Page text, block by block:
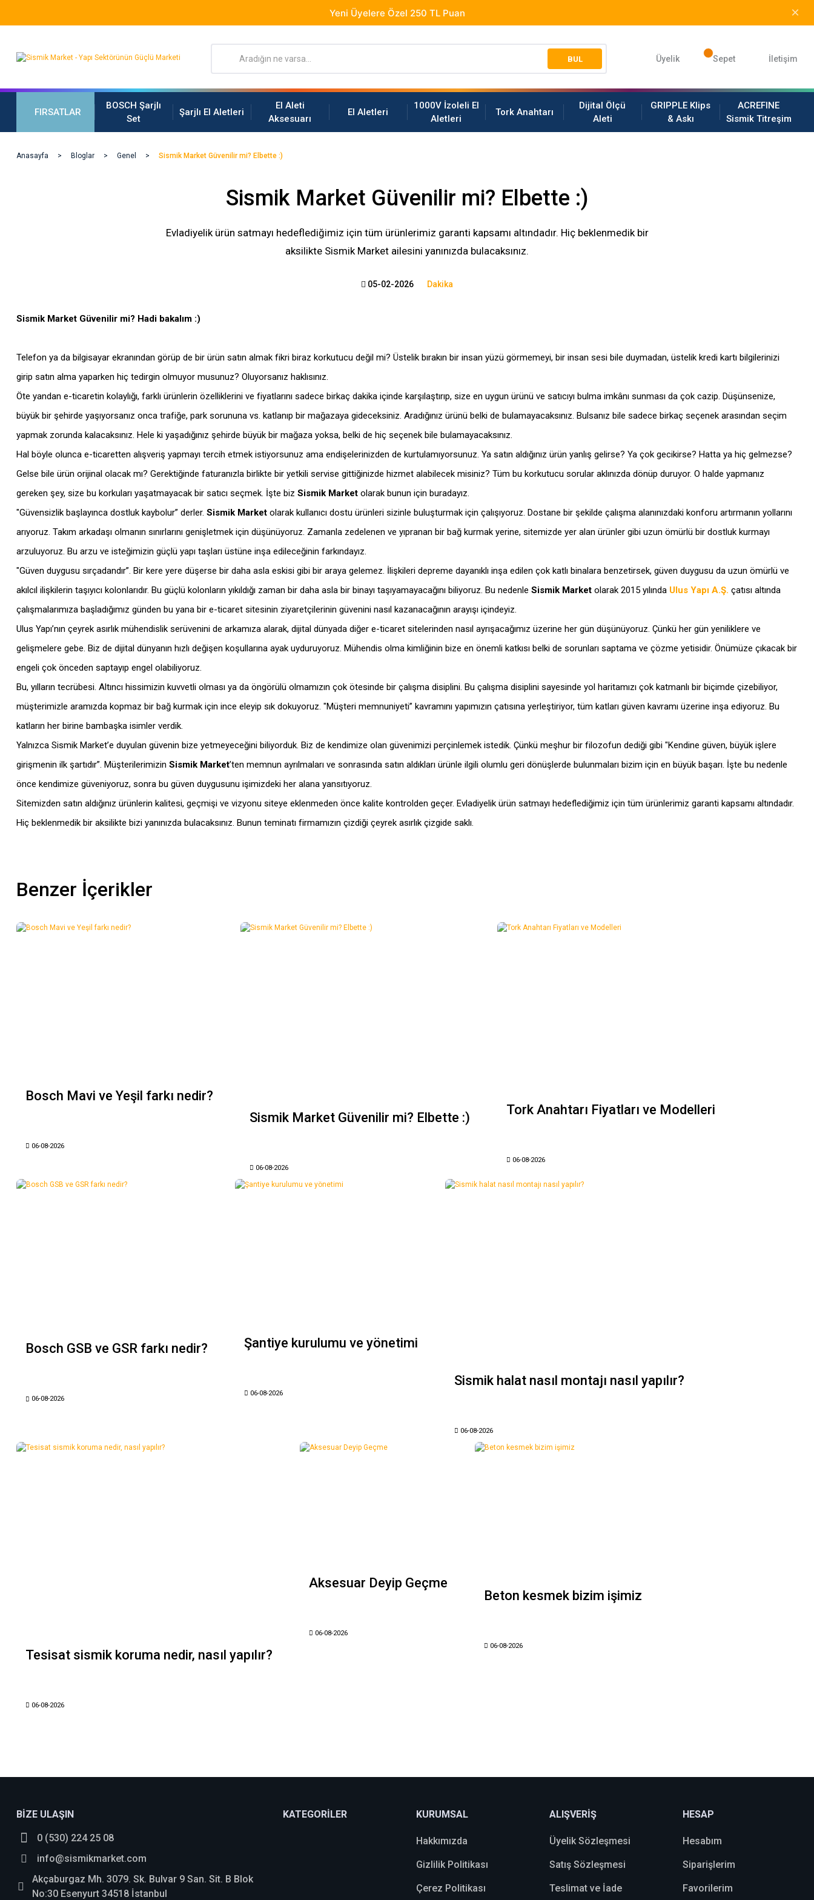
BUL Üyelik Sepet İletişim
FIRSATLAR
BOSCH Şarjlı
Set
Şarjlı El Aletleri
El Aleti
Aksesuarı
El Aletleri
1000V İzoleli El
Aletleri
Tork Anahtarı
Dijital Ölçü
Aleti
GRIPPLE Klips
& Askı
ACREFINE
Sismik Titreşim
Anasayfa Bloglar Genel Sismik Market Güvenilir mi? Elbette :)
Sismik Market Güvenilir mi? Elbette :)
Evladiyelik ürün satmayı hedeflediğimiz için tüm ürünlerimiz garanti kapsamı altındadır. Hiç beklenmedik bir
aksilikte Sismik Market ailesini yanınızda bulacaksınız.
05-02-2026 Dakika
Sismik Market Güvenilir mi? Hadi bakalım :)
Telefon ya da bilgisayar ekranından görüp de bir ürün satın almak fikri biraz korkutucu değil mi? Üstelik bırakın bir insan yüzü görmemeyi, bir insan sesi bile duymadan, üstelik kredi kartı bilgilerinizi
girip satın alma yaparken hiç tedirgin olmuyor musunuz? Oluyorsanız haklısınız.
Öte yandan e-ticaretin kolaylığı, farklı ürünlerin özelliklerini ve fiyatlarını sadece birkaç dakika içinde karşılaştırıp, size en uygun ürünü ve satıcıyı bulma imkânı sunması da çok cazip. Düşünsenize,
büyük bir şehirde yaşıyorsanız onca trafiğe, park sorununa vs. katlanıp bir mağazaya gideceksiniz. Aradığınız ürünü belki de bulamayacaksınız. Bulsanız bile sadece birkaç seçenek arasından seçim
yapmak zorunda kalacaksınız. Hele ki yaşadığınız şehirde büyük bir mağaza yoksa, belki de hiç seçenek bile bulamayacaksınız.
Hal böyle olunca e-ticaretten alışveriş yapmayı tercih etmek istiyorsunuz ama endişelerinizden de kurtulamıyorsunuz. Ya satın aldığınız ürün yanlış gelirse? Ya çok gecikirse? Hatta ya hiç gelmezse?
Gelse bile ürün orijinal olacak mı? Gerektiğinde faturanızla birlikte bir yetkili servise gittiğinizde hizmet alabilecek misiniz? Tüm bu korkutucu sorular aklınızda dönüp duruyor. O halde yapmanız
gereken şey, size bu korkuları yaşatmayacak bir satıcı seçmek. İşte biz Sismik Market olarak bunun için buradayız.
"Güvensizlik başlayınca dostluk kaybolur” derler. Sismik Market olarak kullanıcı dostu ürünleri sizinle buluşturmak için çalışıyoruz. Dostane bir şekilde çalışma alanınızdaki konforu artırmanın yollarını
arıyoruz. Takım arkadaşı olmanın sınırlarını genişletmek için düşünüyoruz. Zamanla zedelenen ve yıpranan bir bağ kurmak yerine, sitemizde yer alan ürünler gibi uzun ömürlü bir dostluk kurmayı
arzuluyoruz. Bu arzu ve isteğimizin güçlü yapı taşları üstüne inşa edileceğinin farkındayız.
"Güven duygusu sırçadandır”. Bir kere yere düşerse bir daha asla eskisi gibi bir araya gelemez. İlişkileri depreme dayanıklı inşa edilen çok katlı binalara benzetirsek, güven duygusu da uzun ömürlü ve
akılcıl ilişkilerin taşıyıcı kolonlarıdır. Bu güçlü kolonların yıkıldığı zaman bir daha asla bir binayı taşıyamayacağını biliyoruz. Bu nedenle Sismik Market olarak 2015 yılında Ulus Yapı A.Ş. çatısı altında
çalışmalarımıza başladığımız günden bu yana bir e-ticaret sitesinin ziyaretçilerinin güvenini nasıl kazanacağının arayışı içindeyiz.
Ulus Yapı’nın çeyrek asırlık mühendislik serüvenini de arkamıza alarak, dijital dünyada diğer e-ticaret sitelerinden nasıl ayrışacağımız üzerine her gün düşünüyoruz. Çünkü her gün yeniliklere ve
gelişmelere gebe. Biz de dijital dünyanın hızlı değişen koşullarına ayak uyduruyoruz. Mühendis olma kimliğinin bize en önemli katkısı belki de sorunları saptama ve çözme yetisidir. Önümüze çıkacak bir
engeli çok önceden saptayıp engel olabiliyoruz.
Bu, yılların tecrübesi. Altıncı hissimizin kuvvetli olması ya da öngörülü olmamızın çok ötesinde bir çalışma disiplini. Bu çalışma disiplini sayesinde yol haritamızı çok katmanlı bir biçimde çizebiliyor,
müşterimizle aramızda kopmaz bir bağ kurmak için ince eleyip sık dokuyoruz. "Müşteri memnuniyeti” kavramını yapımızın çatısına yerleştiriyor, tüm katları güven kavramı üzerine inşa ediyoruz. Bu
katların her birine bambaşka isimler verdik.
Yalnızca Sismik Market’e duyulan güvenin bize yetmeyeceğini biliyorduk. Biz de kendimize olan güvenimizi perçinlemek istedik. Çünkü meşhur bir filozofun dediği gibi "Kendine güven, büyük işlere
girişmenin ilk şartıdır”. Müşterilerimizin Sismik Market’ten memnun ayrılmaları ve sonrasında satın aldıkları ürünle ilgili olumlu geri dönüşlerde bulunmaları bizim için en büyük başarı. İşte bu nedenle
önce kendimize güveniyoruz, sonra bu güven duygusunu işimizdeki her alana yansıtıyoruz.
Sitemizden satın aldığınız ürünlerin kalitesi, geçmişi ve vizyonu siteye eklenmeden önce kalite kontrolden geçer. Evladiyelik ürün satmayı hedeflediğimiz için tüm ürünlerimiz garanti kapsamı altındadır.
Hiç beklenmedik bir aksilikte bizi yanınızda bulacaksınız. Bunun teminatı firmamızın çizdiği çeyrek asırlık çizgide saklı.
Benzer İçerikler
Bosch Mavi ve Yeşil farkı nedir?
06-08-2026
Sismik Market Güvenilir mi? Elbette :)
06-08-2026
Tork Anahtarı Fiyatları ve Modelleri
06-08-2026
Bosch GSB ve GSR farkı nedir?
06-08-2026
Şantiye kurulumu ve yönetimi
06-08-2026
Sismik halat nasıl montajı nasıl yapılır?
06-08-2026
Tesisat sismik koruma nedir, nasıl yapılır?
06-08-2026
Aksesuar Deyip Geçme
06-08-2026
Beton kesmek bizim işimiz
06-08-2026
BİZE ULAŞIN
0 (530) 224 25 08
info@sismikmarket.com
Akçaburgaz Mh. 3079. Sk. Bulvar 9 San. Sit. B Blok
No:30 Esenyurt 34518 İstanbul
KATEGORİLER KURUMSAL
Hakkımızda
Gizlilik Politikası
Çerez Politikası
ALIŞVERİŞ
Üyelik Sözleşmesi
Satış Sözleşmesi
Teslimat ve İade
HESAP
Hesabım
Siparişlerim
Favorilerim